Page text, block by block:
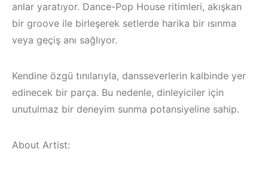
anlar yaratıyor. Dance-Pop House ritimleri, akışkan
bir groove ile birleşerek setlerde harika bir ısınma
veya geçiş anı sağlıyor.
Kendine özgü tınılarıyla, dansseverlerin kalbinde yer
edinecek bir parça. Bu nedenle, dinleyiciler için
unutulmaz bir deneyim sunma potansiyeline sahip.
About Artist: